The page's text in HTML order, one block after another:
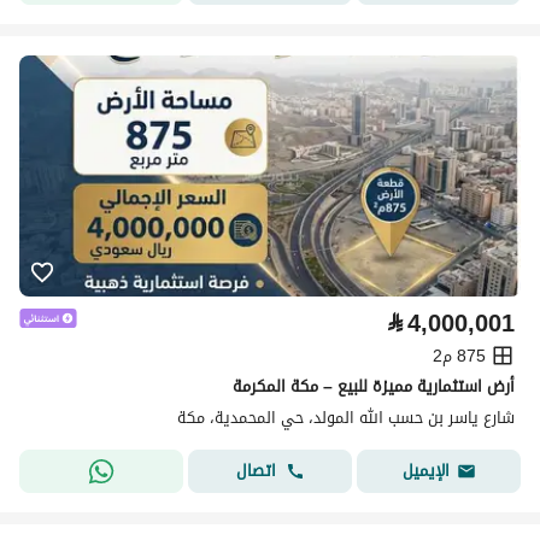
⃁4,000,001
875 م2
أرض استثمارية مميزة للبيع – مكة المكرمة
شارع ياسر بن حسب الله المولد، حي المحمدية، مكة
الإيميل
اتصال